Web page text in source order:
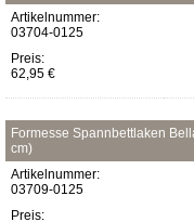
Artikelnummer:
03704-0125
Preis:
62,95 €
Formesse Spannbettlaken
cm)
Artikelnummer:
03709-0125
Preis: